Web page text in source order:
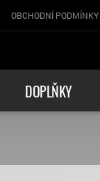
OBCHODNÍ PODMÍNKY
DOPLŇKY